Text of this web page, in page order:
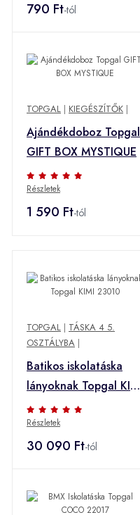
790 Ft-tól
TOPGAL | KIEGÉSZÍTŐK |
Ajándékdoboz Topgal
GIFT BOX MYSTIQUE
Részletek
1 590 Ft-tól
TOPGAL | TÁSKA 4 5.
OSZTÁLYBA |
Batikos iskolatáska
lányoknak Topgal KIMI
23010
Részletek
30 090 Ft-tól